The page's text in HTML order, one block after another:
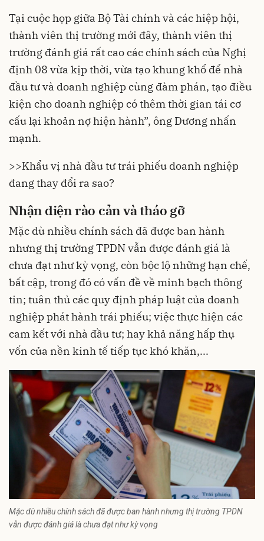
Tại cuộc họp giữa Bộ Tài chính và các hiệp hội,
thành viên thị trường mới đây, thành viên thị
trường đánh giá rất cao các chính sách của Nghị
định 08 vừa kịp thời, vừa tạo khung khổ để nhà
đầu tư và doanh nghiệp cùng đàm phán, tạo điều
kiện cho doanh nghiệp có thêm thời gian tái cơ
cấu lại khoản nợ hiện hành”, ông Dương nhấn
mạnh.
>>Khẩu vị nhà đầu tư trái phiếu doanh nghiệp
đang thay đổi ra sao?
Nhận diện rào cản và tháo gỡ
Mặc dù nhiều chính sách đã được ban hành
nhưng thị trường TPDN vẫn được đánh giá là
chưa đạt như kỳ vọng, còn bộc lộ những hạn chế,
bất cập, trong đó có vấn đề về minh bạch thông
tin; tuân thủ các quy định pháp luật của doanh
nghiệp phát hành trái phiếu; việc thực hiện các
cam kết với nhà đầu tư; hay khả năng hấp thụ
vốn của nền kinh tế tiếp tục khó khăn,...
Mặc dù nhiều chính sách đã được ban hành nhưng thị trường TPDN
vẫn được đánh giá là chưa đạt như kỳ vọng